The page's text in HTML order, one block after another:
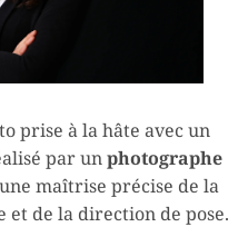
prise à la hâte avec un
par un photographe
maîtrise précise de la
et de la direction de pose.